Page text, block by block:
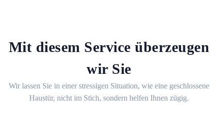
Mit diesem Service überzeugen
wir Sie
Wir lassen Sie in einer stressigen Situation, wie eine geschlossene
Haustür, nicht im Stich, sondern helfen Ihnen zügig.